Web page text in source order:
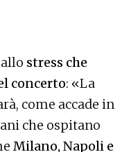
stress che
concerto: «La
come accade in
che ospitano
Milano, Napoli e